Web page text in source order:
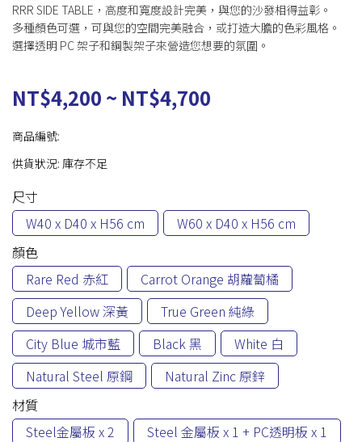
RRR SIDE TABLE，高度和寬度設計完美，與您的沙發相得益彰。
多種顏色可選，可與您的空間完美融合，或打造大膽的色彩風格。
選擇透明 PC 架子和鋼製架子來營造您想要的氛圍。
NT$4,200 ~ NT$4,700
商品編號:
供貨狀況: 庫存不足
尺寸
W40 x D40 x H56 cm
W60 x D40 x H56 cm
顏色
Rare Red 赤紅
Carrot Orange 胡蘿蔔橘
Deep Yellow 深黃
True Green 純綠
City Blue 城市藍
Black 黑
White 白
Natural Steel 原鋼
Natural Zinc 原鋅
材質
Steel金屬板 x 2
Steel 金屬板 x 1 + PC透明板 x 1